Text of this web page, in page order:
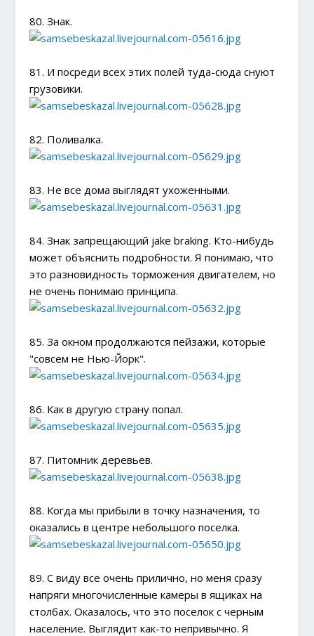
80. Знак.
81. И посреди всех этих полей туда-сюда снуют
грузовики.
82. Поливалка.
83. Не все дома выглядят ухоженными.
84. Знак запрещающий jake braking. Кто-нибудь
может объяснить подробности. Я понимаю, что
это разновидность торможения двигателем, но
не очень понимаю принципа.
85. За окном продолжаются пейзажи, которые
"совсем не Нью-Йорк".
86. Как в другую страну попал.
87. Питомник деревьев.
88. Когда мы прибыли в точку назначения, то
оказались в центре небольшого поселка.
89. С виду все очень прилично, но меня сразу
напряги многочисленные камеры в ящиках на
столбах. Оказалось, что это поселок с черным
население. Выглядит как-то непривычно. Я